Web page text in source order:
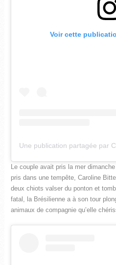
Voir cette
Le couple avait pris la mer
pris dans une tempête, Caroline
deux chiots valser du ponton et
fatal, la Brésilienne a à son tour
animaux de compagnie qu’elle